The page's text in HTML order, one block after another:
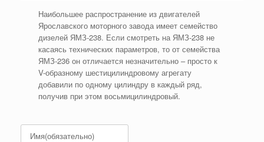
Наибольшее распространение из двигателей
Ярославского моторного завода имеет семейство
дизелей ЯМЗ-238. Если смотреть на ЯМЗ-238 не
касаясь технических параметров, то от семейства
ЯМЗ-236 он отличается незначительно – просто к
V-образному шестицилиндровому агрегату
добавили по одному цилиндру в каждый ряд,
получив при этом восьмицилиндровый.
Имя(обязательно)